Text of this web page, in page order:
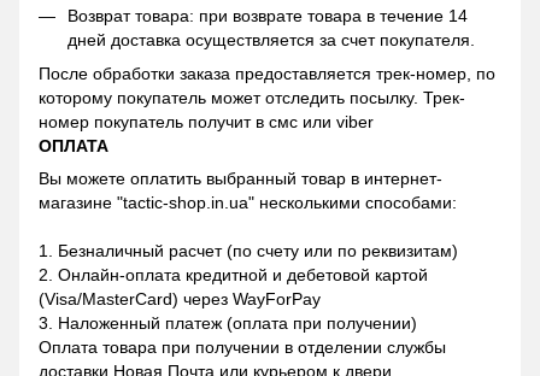
Возврат товара: при возврате товара в течение 14
дней доставка осуществляется за счет покупателя.
После обработки заказа предоставляется трек-номер, по
которому покупатель может отследить посылку. Трек-
номер покупатель получит в смс или viber
ОПЛАТА
Вы можете оплатить выбранный товар в интернет-
магазине "tactic-shop.in.ua" несколькими способами:
1. Безналичный расчет (по счету или по реквизитам)
2. Онлайн-оплата кредитной и дебетовой картой
(Visa/MasterCard) через WayForPay
3. Наложенный платеж (оплата при получении)
Оплата товара при получении в отделении службы
доставки Новая Почта или курьером к двери